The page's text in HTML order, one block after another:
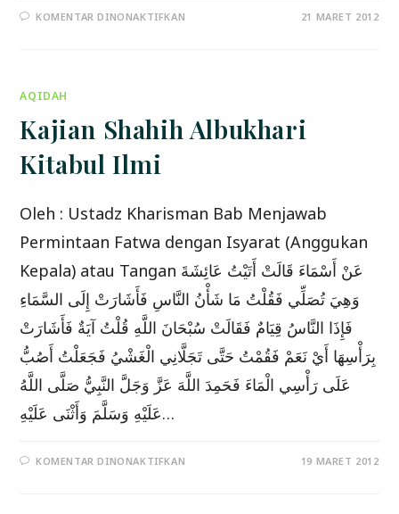
KOMENTAR DINONAKTIFKAN 21 MARET 2012
AQIDAH
Kajian Shahih Albukhari
Kitabul Ilmi
Oleh : Ustadz Kharisman Bab Menjawab
Permintaan Fatwa dengan Isyarat (Anggukan
Kepala) atau Tangan عَنْ أَسْمَاءَ قَالَتْ أَتَيْتُ عَائِشَةَ
وَهِيَ تُصَلِّي فَقُلْتُ مَا شَأْنُ النَّاسِ فَأَشَارَتْ إِلَى السَّمَاءِ
فَإِذَا النَّاسُ قِيَامٌ فَقَالَتْ سُبْحَانَ اللَّهِ قُلْتُ آيَةٌ فَأَشَارَتْ
بِرَأْسِهَا أَيْ نَعَمْ فَقُمْتُ حَتَّى تَجَلَّانِي الْغَشْيُ فَجَعَلْتُ أَصُبُّ
عَلَى رَأْسِي الْمَاءَ فَحَمِدَ اللَّهَ عَزَّ وَجَلَّ النَّبِيُّ صَلَّى اللَّهُ
عَلَيْهِ وَسَلَّمَ وَأَثْنَى عَلَيْهِ…
KOMENTAR DINONAKTIFKAN 19 MARET 2012